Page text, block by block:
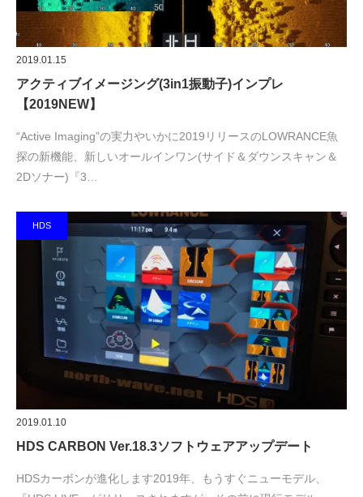
2019.01.15
アクティブイメージング(3in1振動子)インプレ
【2019NEW】
“Active Imaging”の実力やいかに2019リリースのLOWRANCE魚
探の新機能、新しいオールインワン(サイド＆ダウンスキャン＆
2Dソナー)『3…
HDS
2019.01.10
HDS CARBON Ver.18.3ソフトウェアアップデート
HDSカーボンが進化します2019年、もうすぐニューモデル、